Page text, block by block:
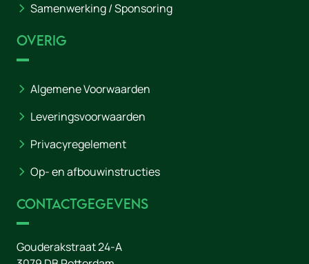
Samenwerking / Sponsoring
Overig
Algemene Voorwaarden
Leveringsvoorwaarden
Privacyregelement
Op- en afbouwinstructies
Contactgegevens
Gouderakstraat 24-A